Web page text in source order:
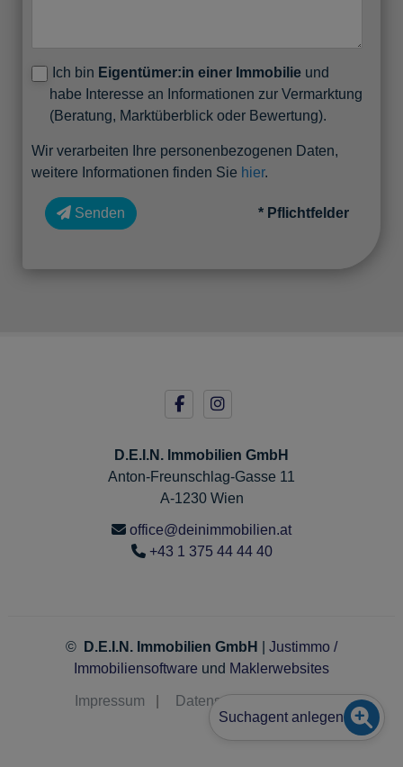
Ich bin Eigentümer:in einer Immobilie und
habe Interesse an Informationen zur Vermarktung
(Beratung, Marktüberblick oder Bewertung).
Wir verarbeiten Ihre personenbezogenen Daten,
weitere Informationen finden Sie hier.
Senden * Pflichtfelder
D.E.I.N. Immobilien GmbH
Anton-Freunschlag-Gasse 11
A-1230 Wien
office@deinimmobilien.at
+43 1 375 44 44 40
© D.E.I.N. Immobilien GmbH
Justimmo /
Immobiliensoftware und Maklerwebsites
Impressum Datenschutz
Suchagent anlegen